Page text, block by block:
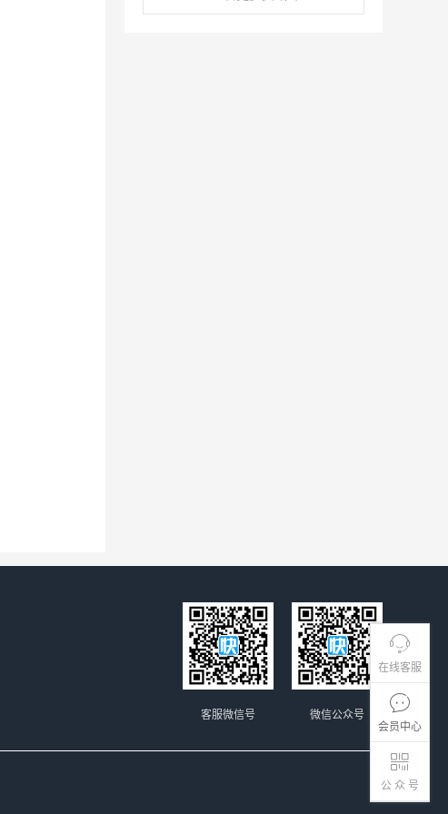
在线客服
会员中心
公 众 号
微信公众号
客服微信号